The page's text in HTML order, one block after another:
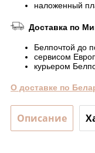
наложенный
Доставка по
Белпочтой до
сервисом
курьером
О доставке по
Описание